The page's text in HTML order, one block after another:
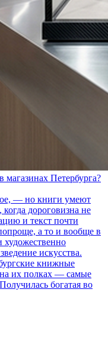
Петербурга?
— но книги умеют
дороговизна не
и текст почти
а то и вообще в
художественно
искусства.
книжные
их полках — самые
богатая во